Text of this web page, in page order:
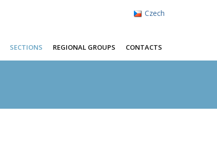
Czech
SECTIONS REGIONAL GROUPS CONTACTS